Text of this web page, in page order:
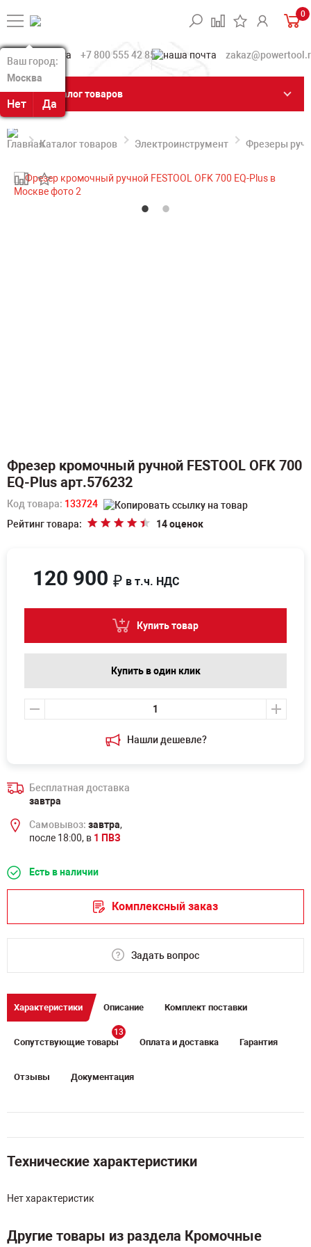
Ваш город:
Москва
Нет Да
Ваш город:
Москва
Нет Да
0
+7 800 555 42 85
Каталог товаров
Каталог товаров Электроинструмент Фрезеры
Фрезер кромочный ручной FESTOOL OFK 700
EQ-Plus арт.576232
Код товара: 133724
Рейтинг товара:
14 оценок
Нашли дешевле?
120 900 ₽ в т.ч. НДС
Купить товар
Купить в один клик
Бесплатная доставка
завтра
Самовывоз: завтра,
после 18:00, в 1 ПВЗ
Есть в наличии
Комплексный заказ
Задать вопрос
Характеристики Описание Комплект поставки
Сопутствующие товары
13
Оплата и доставка Гарантия
Отзывы Документация
Технические характеристики
Нет характеристик
Другие товары из раздела Кромочные